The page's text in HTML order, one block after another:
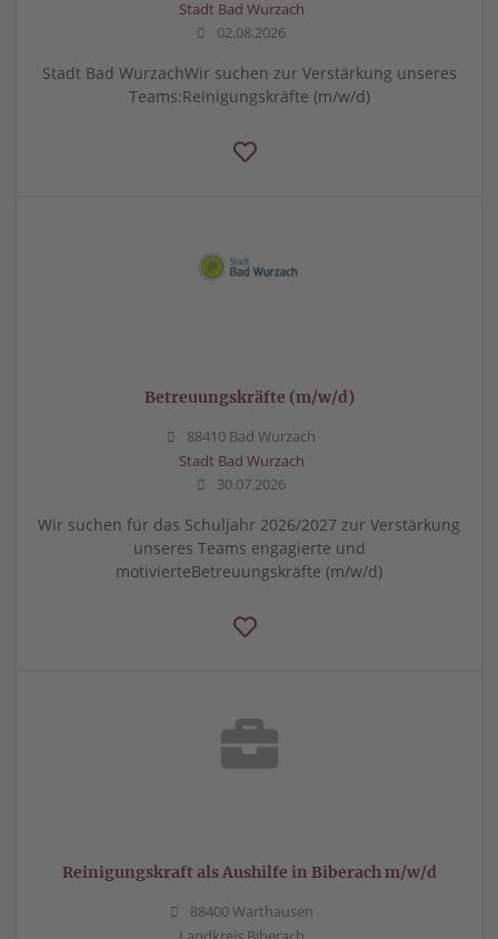
Stadt Bad Wurzach
02.08.2026
Stadt Bad WurzachWir suchen zur Verstärkung unseres
Teams:Reinigungskräfte (m/w/d)
Betreuungskräfte (m/w/d)
88410 Bad Wurzach
Stadt Bad Wurzach
30.07.2026
Wir suchen für das Schuljahr 2026/2027 zur Verstärkung
unseres Teams engagierte und
motivierteBetreuungskräfte (m/w/d)
Reinigungskraft als Aushilfe in Biberach m/w/d
88400 Warthausen